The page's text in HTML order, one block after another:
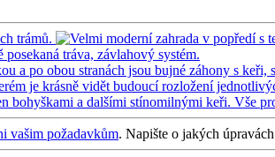
vašim požadavkům. Napište o jakých